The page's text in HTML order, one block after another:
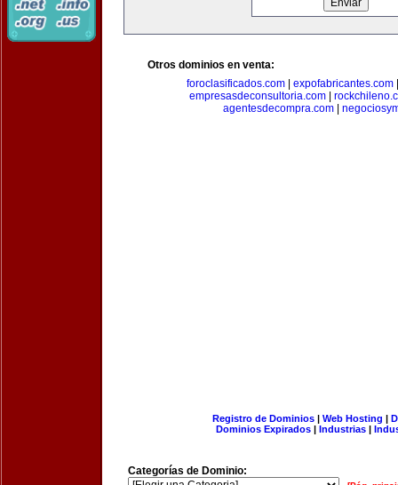
Otros dominios en venta:
foroclasificados.com
expofabricantes.com
empresasdeconsultoria.com
agentesdecompra.com|
Registro de Dominios| Web Hosting |
Dominios Expirados | Industrias |
Categorías de Dominio: